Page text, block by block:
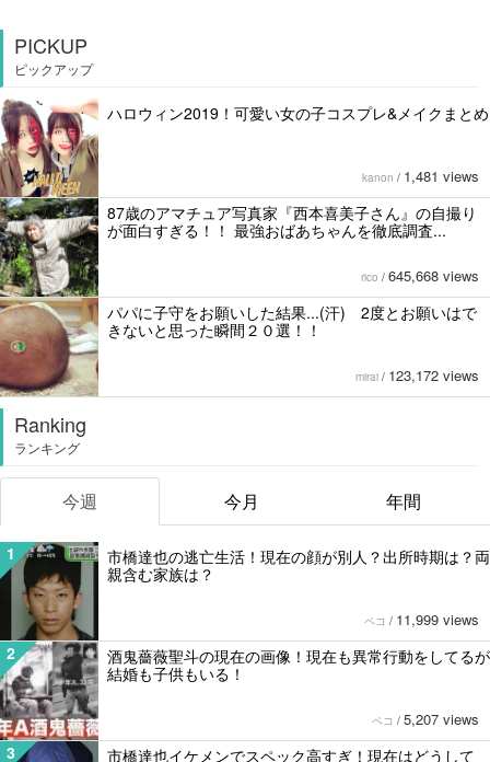
PICKUP
ピックアップ
ハロウィン2019！可愛い女の子コスプレ&メイクまとめ
kanon / 1,481 views
87歳のアマチュア写真家『西本喜美子さん』の自撮り
が面白すぎる！！ 最強おばあちゃんを徹底調査...
rico / 645,668 views
パパに子守をお願いした結果...(汗) 2度とお願いはで
きないと思った瞬間２０選！！
mirai / 123,172 views
Ranking
ランキング
今週 今月 年間
1
市橋達也の逃亡生活！現在の顔が別人？出所時期は？両
親含む家族は？
ペコ / 11,999 views
2
酒鬼薔薇聖斗の現在の画像！現在も異常行動をしてるが
結婚も子供もいる！
ペコ / 5,207 views
3 市橋達也イケメンでスペック高すぎ！現在はどうして